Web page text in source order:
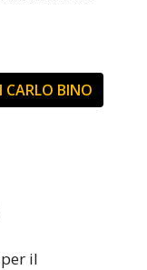
CARLO BINO
il